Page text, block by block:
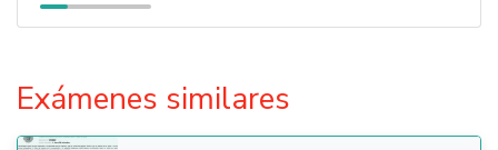
Exámenes similares